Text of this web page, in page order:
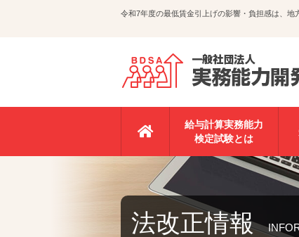
令和7年度の最低賃金引上げの影響・負担感は、
給与計算実務能力
検定試験とは
法改正情報